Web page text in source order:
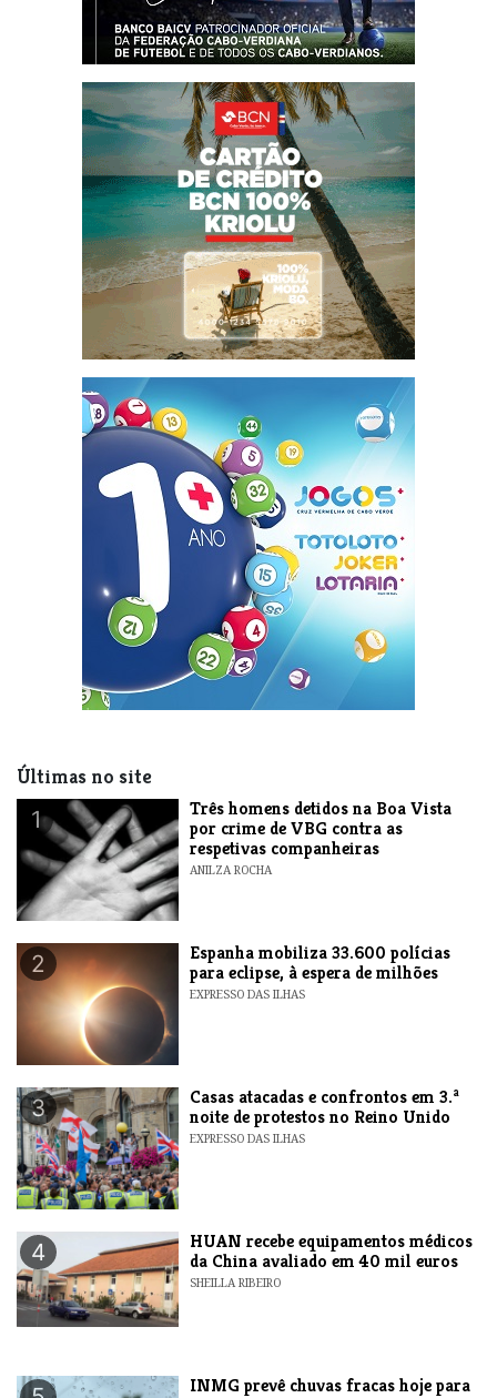
Últimas no site
1
Três homens detidos na Boa Vista
por crime de VBG contra as
respetivas companheiras
ANILZA ROCHA
2
Espanha mobiliza 33.600 polícias
para eclipse, à espera de milhões
EXPRESSO DAS ILHAS
3
Casas atacadas e confrontos em 3.ª
noite de protestos no Reino Unido
EXPRESSO DAS ILHAS
4
HUAN recebe equipamentos médicos
da China avaliado em 40 mil euros
SHEILLA RIBEIRO
INMG prevê chuvas fracas hoje para